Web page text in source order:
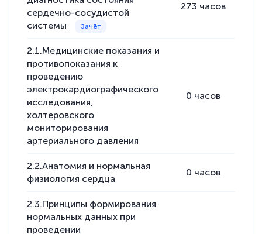
сердечно-сосудистой
системы
273 часов
2.1.Медицинские показания и
противопоказания к
проведению
электрокардиографического
исследования,
холтеровского
мониторирования
артериального давления
0 часов
2.2.Анатомия и нормальная
физиология сердца
0 часов
2.3.Принципы формирования
нормальных данных при
проведении